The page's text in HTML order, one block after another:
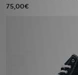
75,00€